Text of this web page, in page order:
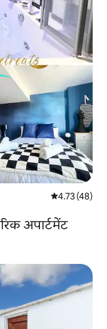
औसत रेटिंग 5 में
4.73 (48)
अपार्टमेंट